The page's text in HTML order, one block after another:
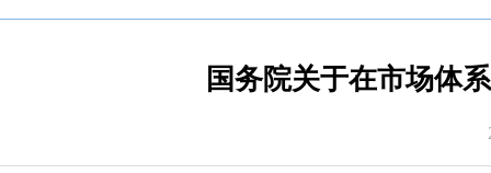
国务院关于在市场体